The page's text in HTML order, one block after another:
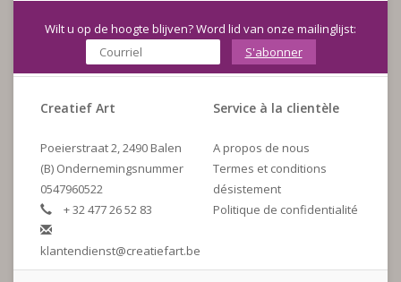
Wilt u op de hoogte blijven? Word lid van onze mailinglijst:
S'abonner
Creatief Art
Poeierstraat 2, 2490 Balen
(B) Ondernemingsnummer
0547960522
+ 32 477 26 52 83
klantendienst@creatiefart.be
Service à la clientèle
A propos de nous
Termes et conditions
désistement
Politique de confidentialité